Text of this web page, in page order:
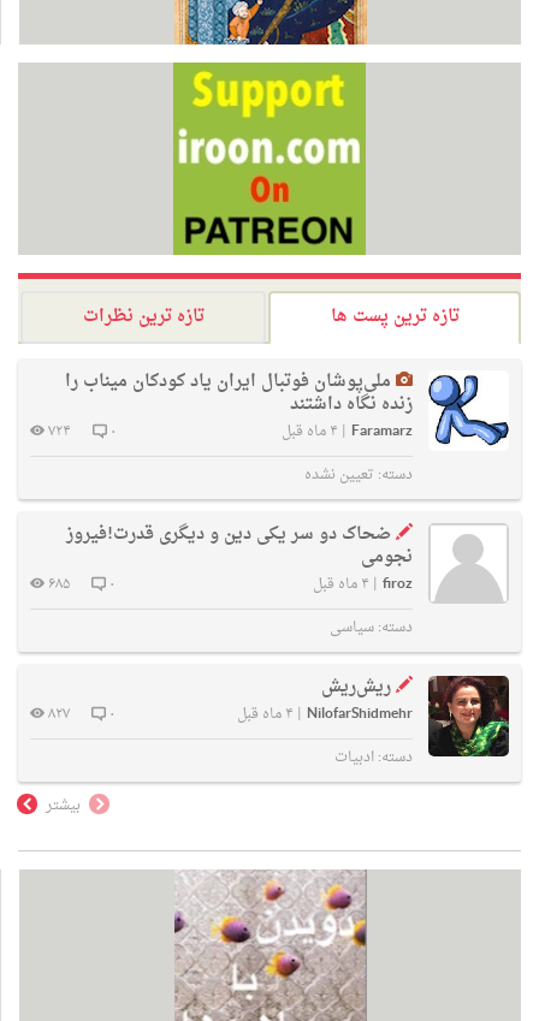
تازه ترین پست ها
تازه ترین نظرات
ملی‌پوشان فوتبال ایران یاد کودکان میناب را
زنده نگاه داشتند
Faramarz
| ۴ ماه قبل ۰
۷۲۴
دسته: تعیین نشده
ضحاک دو سر یکی دین و دیگری قدرت!فیروز
نجومی
firoz
| ۴ ماه قبل ۰
۶۸۵
دسته:سیاسی
ریش‌ریش
NilofarShidmehr
| ۴ ماه قبل ۰
۸۲۷
دسته:ادبیات
بیشتر